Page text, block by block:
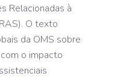
Relacionadas à
O texto
da OMS sobre
o impacto